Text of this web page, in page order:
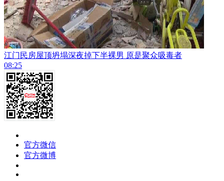
江门民房屋顶坍塌深夜掉下半裸男 原是聚众吸毒者
08:25
官方微信
官方微博